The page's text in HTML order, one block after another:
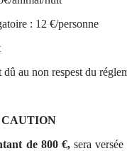
: 12 €/personne
au non respest du
de 800 €,sera